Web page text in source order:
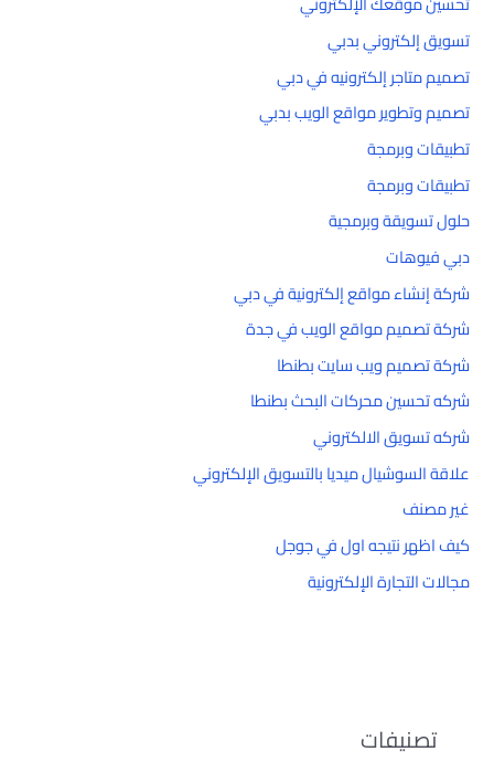
تسويق إلكتروني بدبي
تصميم متاجر إلكترونيه في دبي
تصميم وتطوير مواقع الويب بدبي
تطبيقات وبرمجة
تطبيقات وبرمجة
حلول تسويقة وبرمجية
دبي فيوهات
شركة إنشاء مواقع إلكترونية في دبي
شركة تصميم مواقع الويب في جدة
شركة تصميم ويب سايت بطنطا
شركه تحسين محركات البحث بطنطا
شركه تسويق الالكتروني
علاقة السوشيال ميديا بالتسويق الإلكتروني
غير مصنف
كيف اظهر نتيجه اول في جوجل
مجالات التجارة الإلكترونية
تصنيفات